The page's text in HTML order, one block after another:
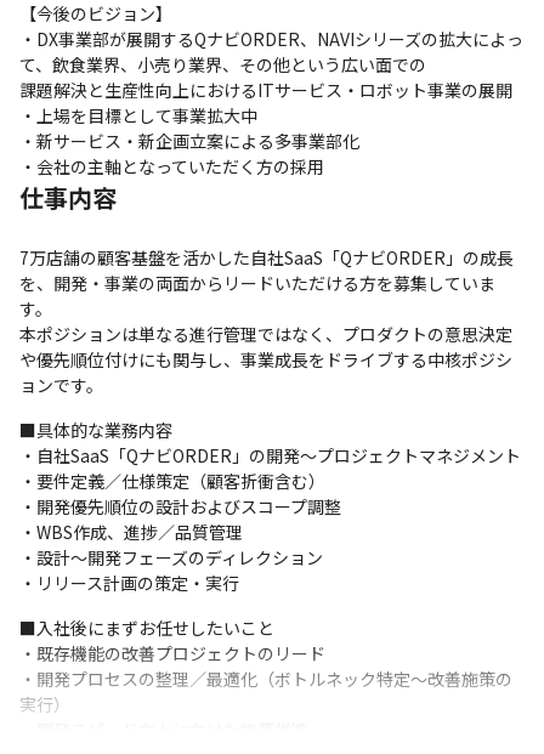
【今後のビジョン】
・DX事業部が展開するQナビORDER、NAVIシリーズの拡大によっ
て、飲食業界、小売り業界、その他という広い面での
課題解決と生産性向上におけるITサービス・ロボット事業の展開
・上場を目標として事業拡大中
・新サービス・新企画立案による多事業部化
・会社の主軸となっていただく方の採用
仕事内容
7万店舗の顧客基盤を活かした自社SaaS「QナビORDER」の成長
を、開発・事業の両面からリードいただける方を募集していま
す。
本ポジションは単なる進行管理ではなく、プロダクトの意思決定
や優先順位付けにも関与し、事業成長をドライブする中核ポジシ
ョンです。
■具体的な業務内容
・自社SaaS「QナビORDER」の開発～プロジェクトマネジメント
・要件定義／仕様策定（顧客折衝含む）
・開発優先順位の設計およびスコープ調整
・WBS作成、進捗／品質管理
・設計〜開発フェーズのディレクション
・リリース計画の策定・実行
■入社後にまずお任せしたいこと
・既存機能の改善プロジェクトのリード
・開発プロセスの整理／最適化（ボトルネック特定〜改善施策の
実行）